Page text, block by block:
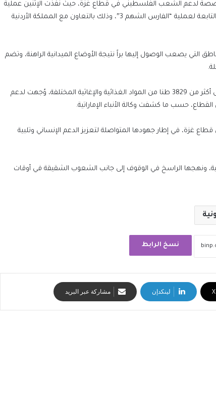
لدعم الشعب الفلسطيني في قطاع غزة، حيث نفّذت الإثنين عملية
الإنزال الجوي للمساعدات رقم 62 ضمن عملية “طيور الخير”، التابعة لعملية “الفارس الشهم 3″، وذلك بالتعاون مع المملكة الأردنية
التي يصعب الوصول إليها براً نتيجة الأوضاع الميدانية الراهنة، وتضم
بهذا، ارتفع إجمالي المساعدات التي تم إنزالها جوا حتى اليوم إلى أكثر من 3829 طنا من المواد الغذائية والإغاثية المختلفة، وُجهت لدعم
حسب ما كشفت وكالة الأنباء الإماراتية.
مساعدات غذائية إلى قطاع غزة، في إطار جهودها المتواصلة لتعزيز الدعم الإنساني وتلبية
ونهجها الراسخ في الوقوف إلى جانب الشعوب الشقيقة في أوقات
نسخ الرابط
‫X لينكدإن مشاركة عبر البريد